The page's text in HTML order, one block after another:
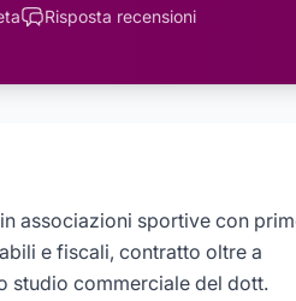
Risposta recensioni
associazioni sportive con
e fiscali, contratto oltre a
studio commerciale del dott.